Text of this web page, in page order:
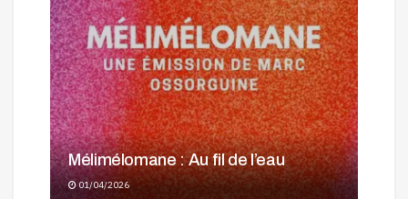
Mélimélomane : Au fil de l’eau
01/04/2026